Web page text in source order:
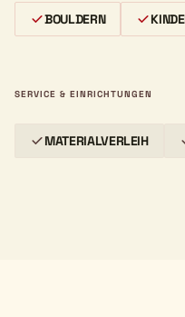
BOULDERN
SERVICE & EINRICHTUNGEN
MATERIALVERLEIH